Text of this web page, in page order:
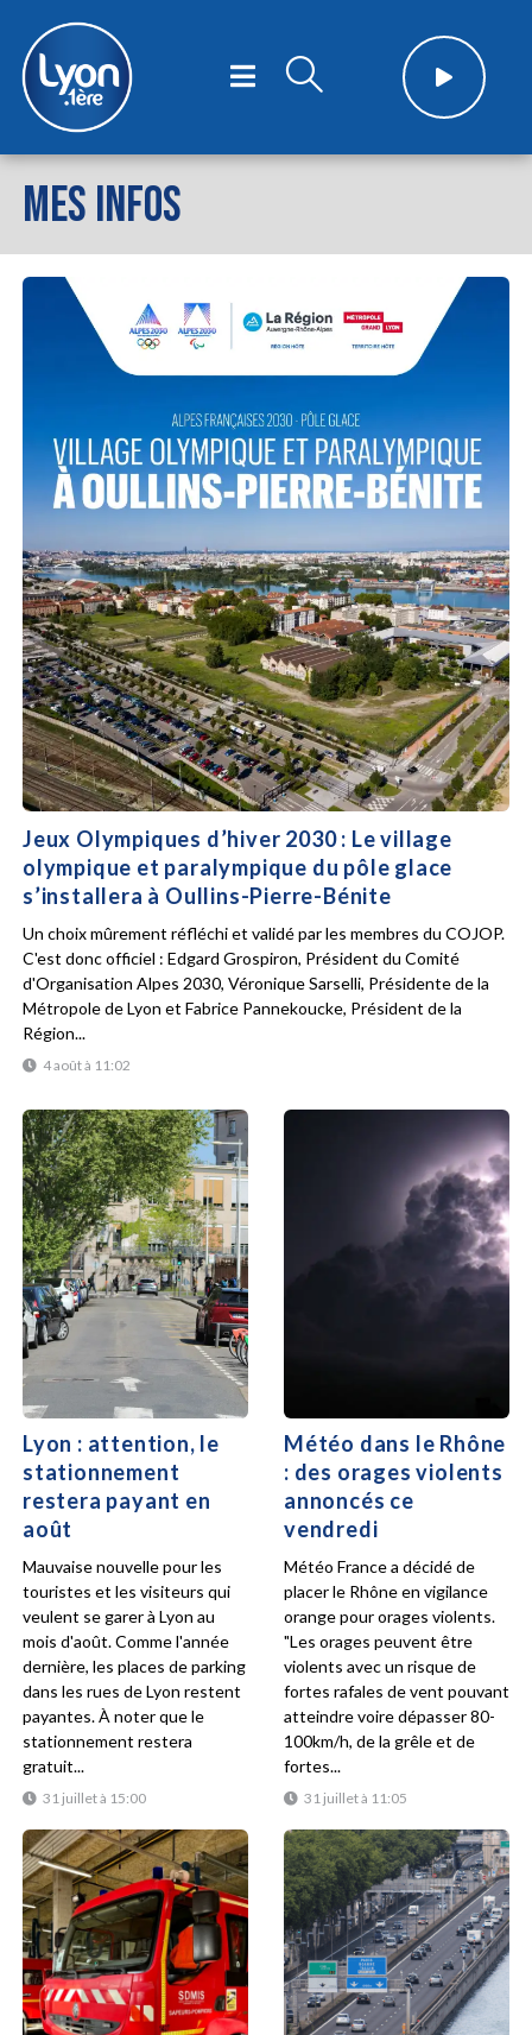
MES INFOS
Jeux Olympiques d’hiver 2030 : Le village
olympique et paralympique du pôle glace
s’installera à Oullins-Pierre-Bénite
4 août à 11:02
Un choix mûrement réfléchi et validé par les membres du COJOP.
C'est donc officiel : Edgard Grospiron, Président du Comité
d'Organisation Alpes 2030, Véronique Sarselli, Présidente de la
Métropole de Lyon et Fabrice Pannekoucke, Président de la
Région...
Lyon : attention, le
stationnement
restera payant en
août
31 juillet à 15:00
Mauvaise nouvelle pour les
touristes et les visiteurs qui
veulent se garer à Lyon au
mois d'août. Comme l'année
dernière, les places de parking
dans les rues de Lyon restent
payantes. À noter que le
stationnement restera
gratuit...
Météo dans le Rhône
: des orages violents
annoncés ce
vendredi
31 juillet à 11:05
Météo France a décidé de
placer le Rhône en vigilance
orange pour orages violents.
"Les orages peuvent être
violents avec un risque de
fortes rafales de vent pouvant
atteindre voire dépasser 80-
100km/h, de la grêle et de
fortes...